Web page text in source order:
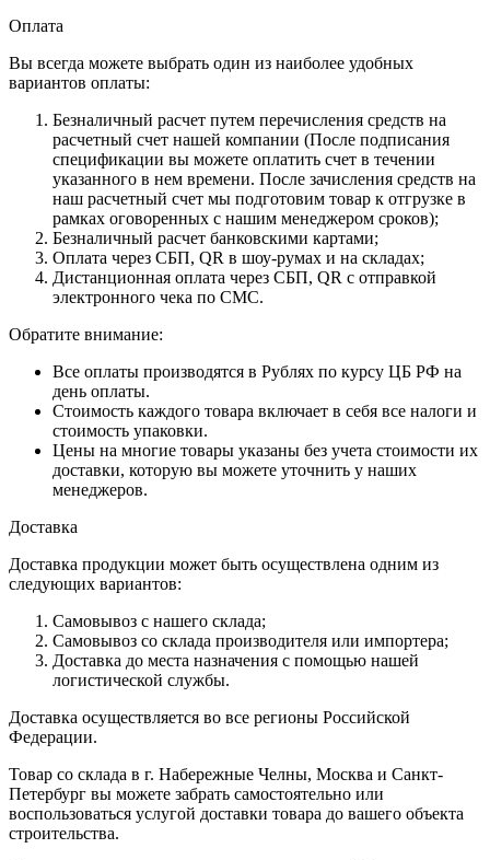
Оплата
Вы всегда можете выбрать один из наиболее удобных
вариантов оплаты:
Безналичный расчет путем перечисления средств на
расчетный счет нашей компании (После подписания
спецификации вы можете оплатить счет в течении
указанного в нем времени. После зачисления средств на
наш расчетный счет мы подготовим товар к отгрузке в
рамках оговоренных с нашим менеджером сроков);
Безналичный расчет банковскими картами;
Оплата через СБП, QR в шоу-румах и на складах;
Дистанционная оплата через СБП, QR с отправкой
электронного чека по СМС.
Обратите внимание:
Все оплаты производятся в Рублях по курсу ЦБ РФ на
день оплаты.
Стоимость каждого товара включает в себя все налоги и
стоимость упаковки.
Цены на многие товары указаны без учета стоимости их
доставки, которую вы можете уточнить у наших
менеджеров.
Доставка
Доставка продукции может быть осуществлена одним из
следующих вариантов:
Самовывоз с нашего склада;
Самовывоз со склада производителя или импортера;
Доставка до места назначения с помощью нашей
логистической службы.
Доставка осуществляется во все регионы Российской
Федерации.
Товар со склада в г. Набережные Челны, Москва и Санкт-
Петербург вы можете забрать самостоятельно или
воспользоваться услугой доставки товара до вашего объекта
строительства.